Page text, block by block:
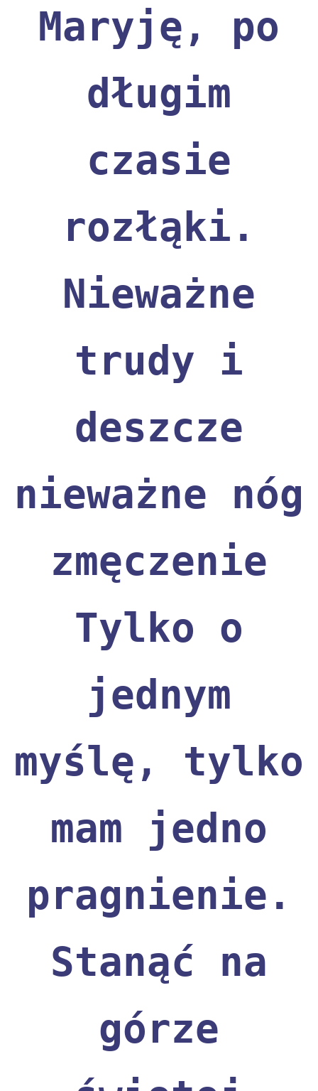
Maryję, po
długim
czasie
rozłąki.
Nieważne
trudy i
deszcze
nieważne nóg
zmęczenie
Tylko o
jednym
myślę, tylko
mam jedno
pragnienie.
Stanąć na
górze